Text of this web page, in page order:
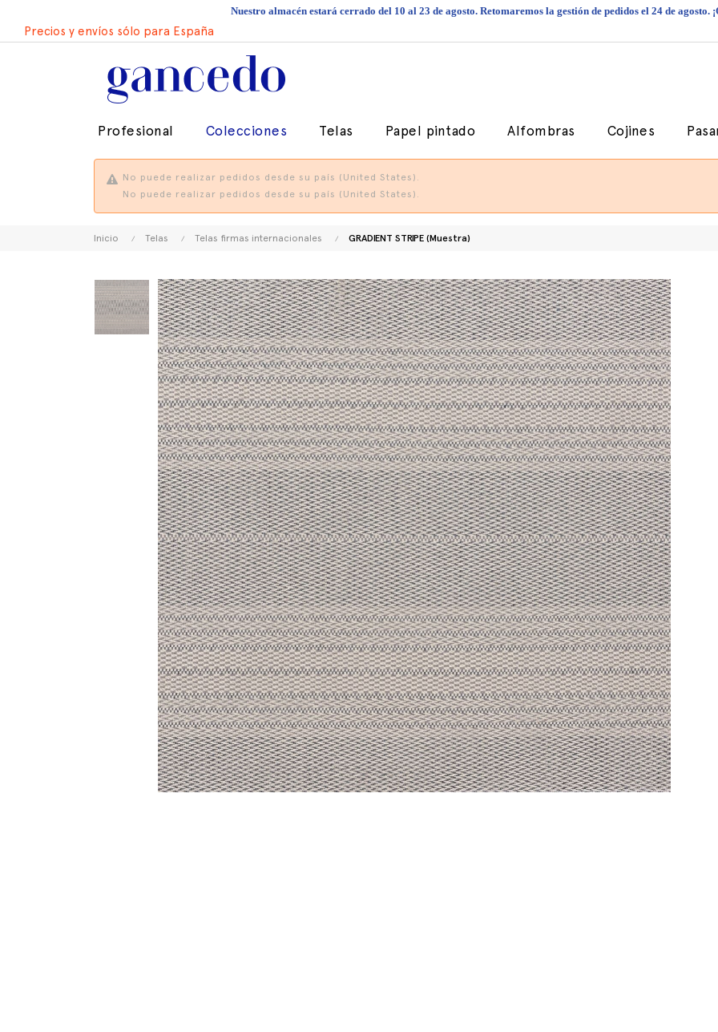
Nuestro almacén estará cerrado del 10 al 23 de agosto. Retomaremos la gestión de pedidos el 24 de agosto.
Precios y envíos sólo para España
Profesional Colecciones Telas Papel pintado Alfombras Cojines
No puede realizar pedidos desde su país (United States).
No puede realizar pedidos desde su país (United States).
Inicio Telas Telas firmas internacionales GRADIENT STRIPE (Muestra)